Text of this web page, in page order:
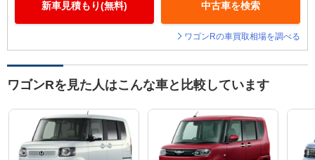
新車見積もり(無料) 中古車を検索
ワゴンRの車買取相場を調べる
ワゴンRを見た人はこんな車と比較しています